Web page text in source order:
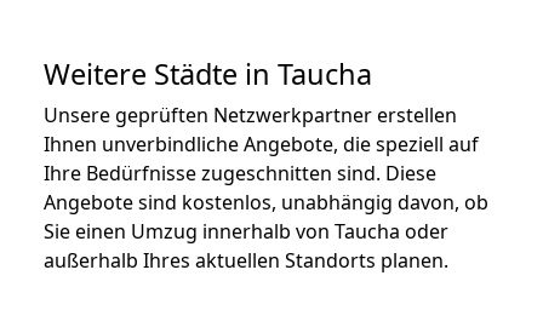
Weitere Städte in Taucha
Unsere geprüften Netzwerkpartner erstellen
Ihnen unverbindliche Angebote, die speziell auf
Ihre Bedürfnisse zugeschnitten sind. Diese
Angebote sind kostenlos, unabhängig davon, ob
Sie einen Umzug innerhalb von Taucha oder
außerhalb Ihres aktuellen Standorts planen.